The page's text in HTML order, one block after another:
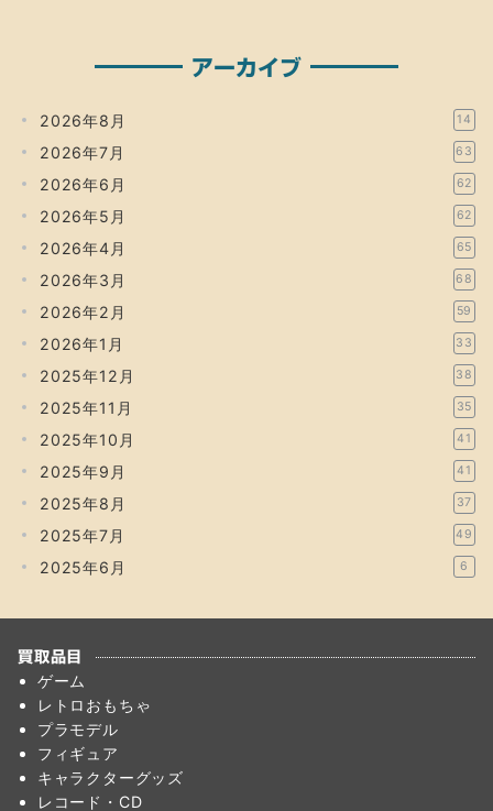
アーカイブ
2026年8月 14
2026年7月 63
2026年6月 62
2026年5月 62
2026年4月 65
2026年3月 68
2026年2月 59
2026年1月 33
2025年12月 38
2025年11月 35
2025年10月 41
2025年9月 41
2025年8月 37
2025年7月 49
2025年6月 6
買取品目
ゲーム
レトロおもちゃ
プラモデル
フィギュア
キャラクターグッズ
レコード・CD